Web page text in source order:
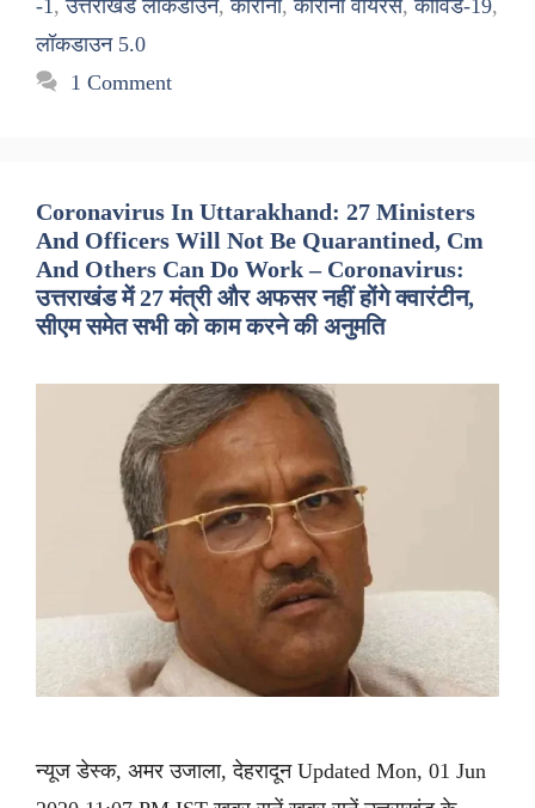
-1,उत्तराखंड लॉकडाउन,कोरोना,कोरोना वायरस,कोविड-19,
लॉकडाउन 5.0
1 Comment
Coronavirus In Uttarakhand: 27 Ministers
And Officers Will Not Be Quarantined, Cm
And Others Can Do Work – Coronavirus:
उत्तराखंड में 27 मंत्री और अफसर नहीं होंगे क्वारंटीन,
सीएम समेत सभी को काम करने की अनुमति
न्यूज डेस्क, अमर उजाला, देहरादून Updated Mon, 01 Jun